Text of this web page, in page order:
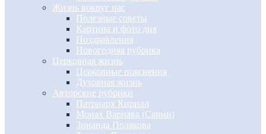
Жизнь вокруг нас
Полезные советы
Картина и фото дня
Поздравления
Новогодняя рубрика
Церковная жизнь
Церковные пояснения
Духовная жизнь
Авторские рубрики
Патриарх Кирилл
Монах Варнава (Санин)
Зинаида Полякова